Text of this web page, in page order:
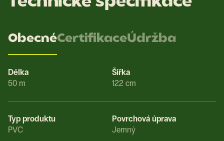
ObecnéCertifikaceÚdržba
Délka
50 m
Šířka
122 cm
Typ produktu
PVC
Povrchová úprava
Jemný